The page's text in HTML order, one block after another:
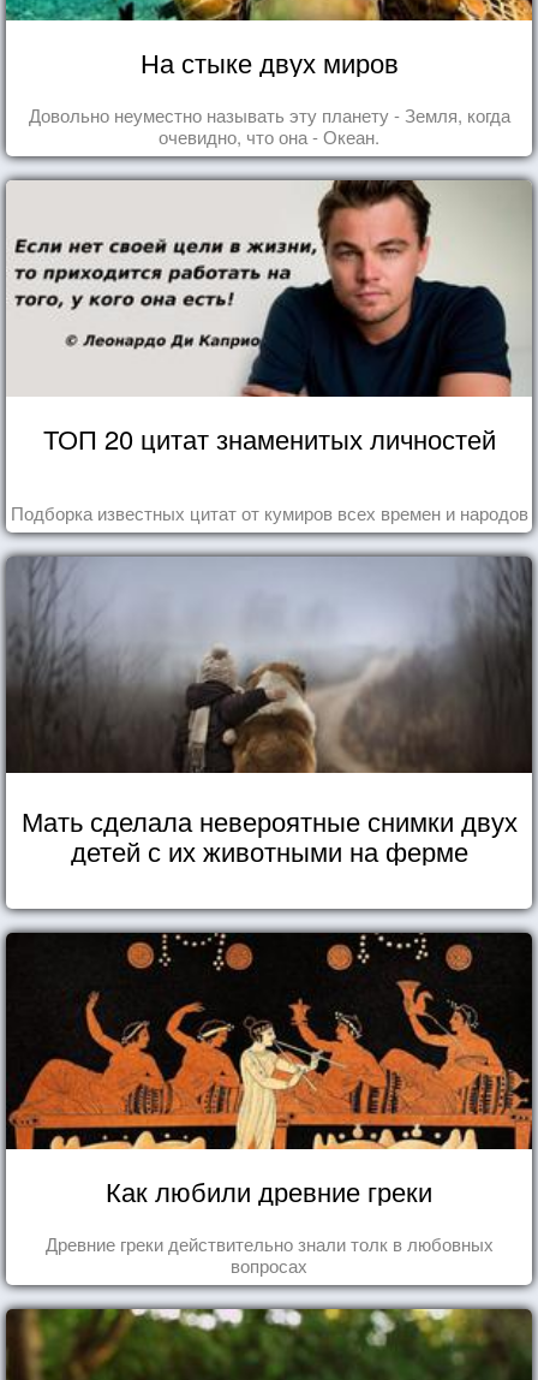
На стыке двух миров
Довольно неуместно называть эту планету - Земля, когда
очевидно, что она - Океан.
ТОП 20 цитат знаменитых личностей
Подборка известных цитат от кумиров всех времен и народов
Мать сделала невероятные снимки двух
детей с их животными на ферме
Как любили древние греки
Древние греки действительно знали толк в любовных
вопросах